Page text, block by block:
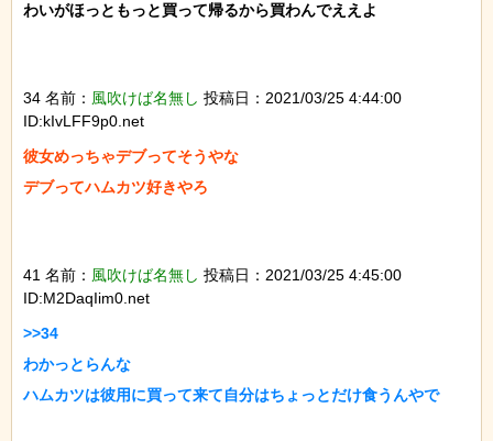
わいがほっともっと買って帰るから買わんでええよ
34 名前： 風吹けば名無し 投稿日：2021/03/25 4:44:00
ID:kIvLFF9p0.net
彼女めっちゃデブってそうやな
デブってハムカツ好きやろ
41 名前： 風吹けば名無し 投稿日：2021/03/25 4:45:00
ID:M2DaqIim0.net
>>34
わかっとらんな
ハムカツは彼用に買って来て自分はちょっとだけ食うんやで